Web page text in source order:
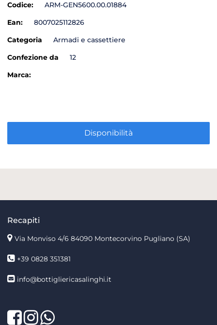
Codice:
ARM-GEN5600.00.01884
Ean:
8007025112826
Categoria
Armadi e cassettiere
Confezione da
12
Marca:
Disponibilità
Recapiti
Via Monviso 4/6 84090 Montecorvino Pugliano (SA)
+39 0828 351381
info@bottigliericasalinghi.it
Facebook
TwitterLinkedIn